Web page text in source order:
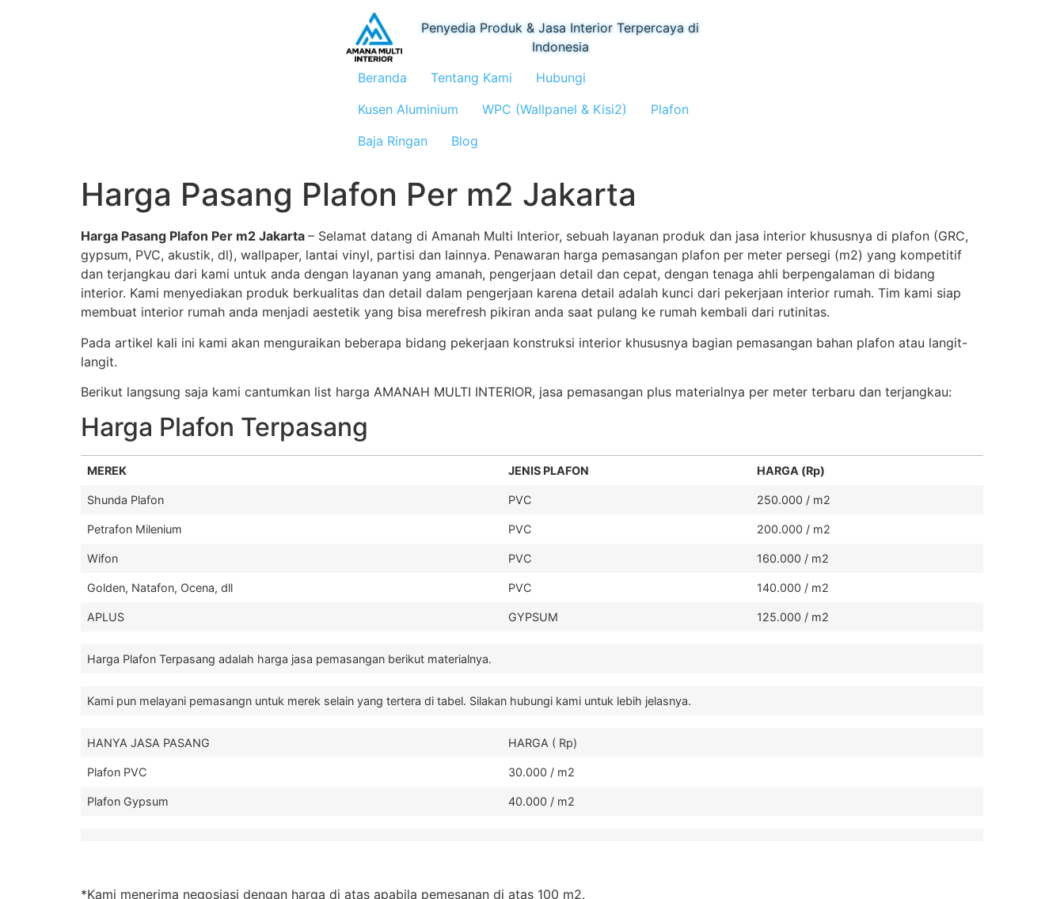
Penyedia Produk & Jasa Interior Terpercaya di
Indonesia
Beranda
Tentang Kami
Hubungi
Kusen Aluminium
WPC (Wallpanel & Kisi2)
Plafon
Baja Ringan
Blog
Harga Pasang Plafon Per m2 Jakarta
Harga Pasang Plafon Per m2 Jakarta – Selamat datang di Amanah Multi Interior, sebuah layanan produk dan jasa interior khususnya di plafon (GRC,
gypsum, PVC, akustik, dl), wallpaper, lantai vinyl, partisi dan lainnya. Penawaran harga pemasangan plafon per meter persegi (m2) yang kompetitif
dan terjangkau dari kami untuk anda dengan layanan yang amanah, pengerjaan detail dan cepat, dengan tenaga ahli berpengalaman di bidang
interior. Kami menyediakan produk berkualitas dan detail dalam pengerjaan karena detail adalah kunci dari pekerjaan interior rumah. Tim kami siap
membuat interior rumah anda menjadi aestetik yang bisa merefresh pikiran anda saat pulang ke rumah kembali dari rutinitas.
Pada artikel kali ini kami akan menguraikan beberapa bidang pekerjaan konstruksi interior khususnya bagian pemasangan bahan plafon atau langit-
langit.
Berikut langsung saja kami cantumkan list harga AMANAH MULTI INTERIOR, jasa pemasangan plus materialnya per meter terbaru dan terjangkau:
Harga Plafon Terpasang
MEREK JENIS PLAFON HARGA (Rp)
Shunda Plafon PVC 250.000 / m2
Petrafon Milenium PVC 200.000 / m2
Wifon PVC 160.000 / m2
Golden, Natafon, Ocena, dll PVC 140.000 / m2
APLUS GYPSUM 125.000 / m2
Harga Plafon Terpasang adalah harga jasa pemasangan berikut materialnya.
Kami pun melayani pemasangn untuk merek selain yang tertera di tabel. Silakan hubungi kami untuk lebih jelasnya.
HANYA JASA PASANG HARGA ( Rp)
Plafon PVC 30.000 / m2
Plafon Gypsum 40.000 / m2
*Kami menerima negosiasi dengan harga di atas apabila pemesanan di atas 100 m2.